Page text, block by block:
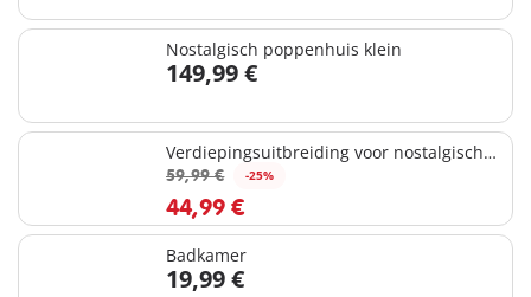
Nostalgisch poppenhuis klein
149,99 €
Verdiepingsuitbreiding voor nostalgisch
poppenhuis
59,99 € -25%
44,99 €
Badkamer
19,99 €